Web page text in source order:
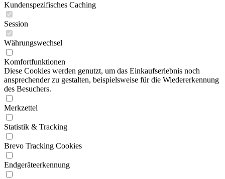
Kundenspezifisches Caching
Session
Währungswechsel
Komfortfunktionen
Diese Cookies werden genutzt, um das Einkaufserlebnis noch
ansprechender zu gestalten, beispielsweise für die Wiedererkennung
des Besuchers.
Merkzettel
Statistik & Tracking
Brevo Tracking Cookies
Endgeräteerkennung